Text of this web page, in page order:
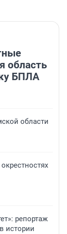
область
БПЛА
области
репортаж
истории